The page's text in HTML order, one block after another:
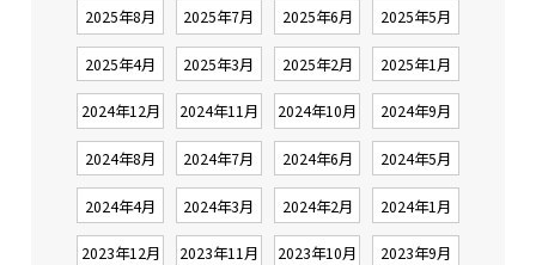
2025年8月 2025年7月 2025年6月 2025年5月
2025年4月 2025年3月 2025年2月 2025年1月
2024年12月 2024年11月 2024年10月 2024年9月
2024年8月 2024年7月 2024年6月 2024年5月
2024年4月 2024年3月 2024年2月 2024年1月
2023年12月 2023年11月 2023年10月 2023年9月